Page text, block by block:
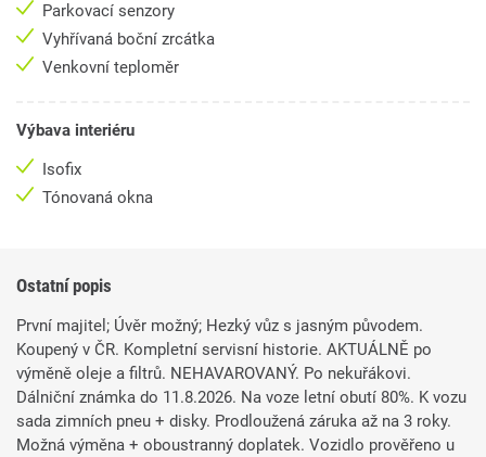
Parkovací senzory
Vyhřívaná boční zrcátka
Venkovní teploměr
Výbava interiéru
Isofix
Tónovaná okna
Ostatní popis
První majitel; Úvěr možný; Hezký vůz s jasným původem.
Koupený v ČR. Kompletní servisní historie. AKTUÁLNĚ po
výměně oleje a filtrů. NEHAVAROVANÝ. Po nekuřákovi.
Dálniční známka do 11.8.2026. Na voze letní obutí 80%. K vozu
sada zimních pneu + disky. Prodloužená záruka až na 3 roky.
Možná výměna + oboustranný doplatek. Vozidlo prověřeno u